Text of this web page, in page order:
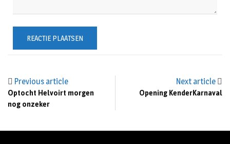
Previous article
Optocht Helvoirt morgen
nog onzeker
Next article
Opening KenderKarnaval